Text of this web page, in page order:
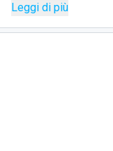
servizi e un
possibilità di
Leggi di più